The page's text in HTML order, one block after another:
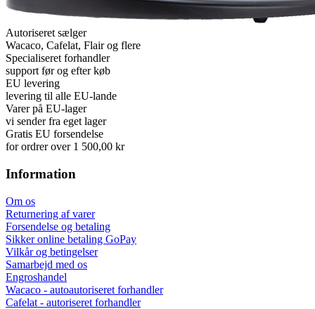
Autoriseret sælger
Wacaco, Cafelat, Flair og flere
Specialiseret forhandler
support før og efter køb
EU levering
levering til alle EU-lande
Varer på EU-lager
vi sender fra eget lager
Gratis EU forsendelse
for ordrer over 1 500,00 kr
Information
Om os
Returnering af varer
Forsendelse og betaling
Sikker online betaling GoPay
Vilkår og betingelser
Samarbejd med os
Engroshandel
Wacaco - autoautoriseret forhandler
Cafelat - autoriseret forhandler